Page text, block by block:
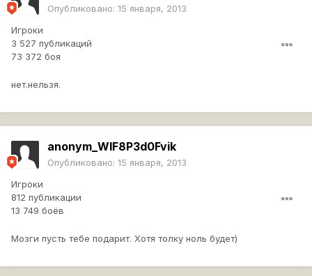
Опубликовано: 15 января, 2013
Игроки
3 527 публикаций
73 372 боя
нет.нельзя.
anonym_WlF8P3d0Fvik
Опубликовано: 15 января, 2013
Игроки
812 публикации
13 749 боёв
Мозги пусть тебе подарит. Хотя толку ноль будет)